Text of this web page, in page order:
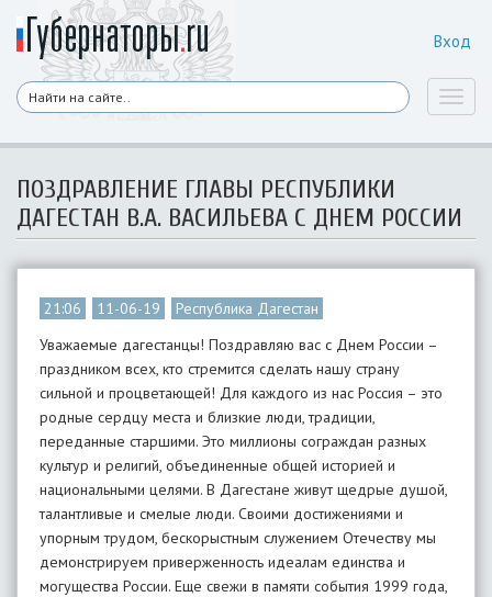
Вход
ПОЗДРАВЛЕНИЕ ГЛАВЫ РЕСПУБЛИКИ
ДАГЕСТАН В.А. ВАСИЛЬЕВА С ДНЕМ РОССИИ
21:06 11-06-19
Республика Дагестан
Уважаемые дагестанцы! Поздравляю вас с Днем России –
праздником всех, кто стремится сделать нашу страну
сильной и процветающей! Для каждого из нас Россия – это
родные сердцу места и близкие люди, традиции,
переданные старшими. Это миллионы сограждан разных
культур и религий, объединенные общей историей и
национальными целями. В Дагестане живут щедрые душой,
талантливые и смелые люди. Своими достижениями и
упорным трудом, бескорыстным служением Отечеству мы
демонстрируем приверженность идеалам единства и
могущества России. Еще свежи в памяти события 1999 года,